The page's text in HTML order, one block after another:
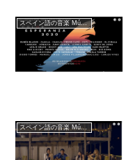
スペイン語の音楽 Música en español
スペイン語の音楽 Música en español